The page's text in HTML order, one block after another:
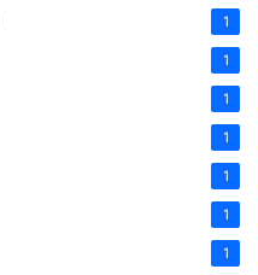
1
1
1
1
1
1
1